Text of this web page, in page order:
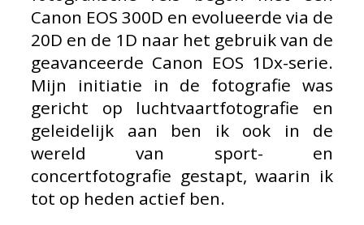
Canon EOS 300D en evolueerde via de
20D en de 1D naar het gebruik van de
geavanceerde Canon EOS 1Dx-serie.
Mijn initiatie in de fotografie was
gericht op luchtvaartfotografie en
geleidelijk aan ben ik ook in de
wereld van sport- en
concertfotografie gestapt, waarin ik
tot op heden actief ben.